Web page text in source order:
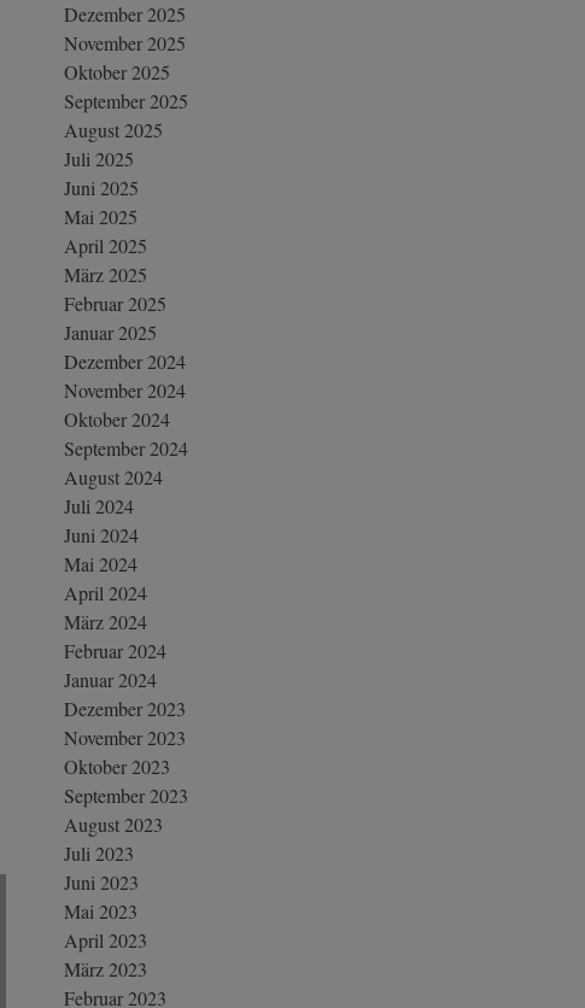
Dezember 2025
November 2025
Oktober 2025
September 2025
August 2025
Juli 2025
Juni 2025
Mai 2025
April 2025
März 2025
Februar 2025
Januar 2025
Dezember 2024
November 2024
Oktober 2024
September 2024
August 2024
Juli 2024
Juni 2024
Mai 2024
April 2024
März 2024
Februar 2024
Januar 2024
Dezember 2023
November 2023
Oktober 2023
September 2023
August 2023
Juli 2023
Juni 2023
Mai 2023
April 2023
März 2023
Februar 2023